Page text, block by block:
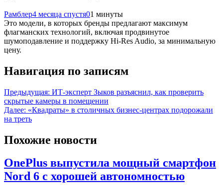
Рамблер4 месяца спустя01 минуты
Это модели, в которых бренды предлагают максимум
флагманских технологий, включая продвинутое
шумоподавление и поддержку Hi-Res Audio, за минимальную
цену.
Навигация по записям
Предыдущая: ИТ-эксперт Зыков разъяснил, как проверить
скрытые камеры в помещении
Далее: «Квадраты» в столичных бизнес-центрах подорожали
на треть
Похожие новости
OnePlus выпустила мощный смартфон
Nord 6 с хорошей автономностью